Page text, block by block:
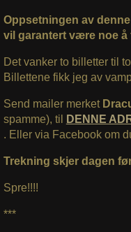
Oppsetningen av
vil garantert være noe å
Det vanker to billetter til
Billettene fikk jeg av
Send mailer merket
spamme), til
DENNE
. Eller via Facebook om
Trekning skjer dagen
Spre!!!!
***